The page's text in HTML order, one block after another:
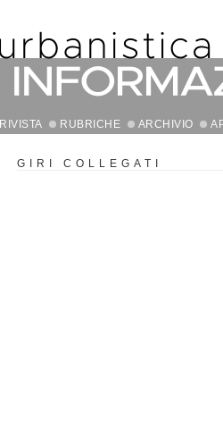
RIVISTA RUBRICHE ARCHIVIO
GIRI COLLEGATI